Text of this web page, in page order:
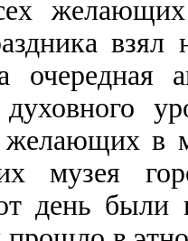
очередная
желающих в
музея
день